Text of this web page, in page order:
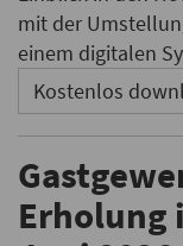
mit der
einem digitalen
Kostenlos
Erholung